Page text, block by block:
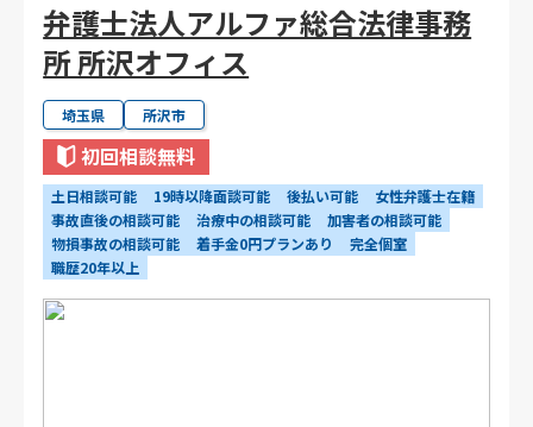
弁護士法人アルファ総合法律事務
所 所沢オフィス
埼玉県 所沢市
初回相談無料
土日相談可能 19時以降面談可能 後払い可能
女性弁護士在籍
事故直後の相談可能
治療中の相談可能
加害者の相談可能
物損事故の相談可能
着手金0円プランあり
完全個室
職歴20年以上